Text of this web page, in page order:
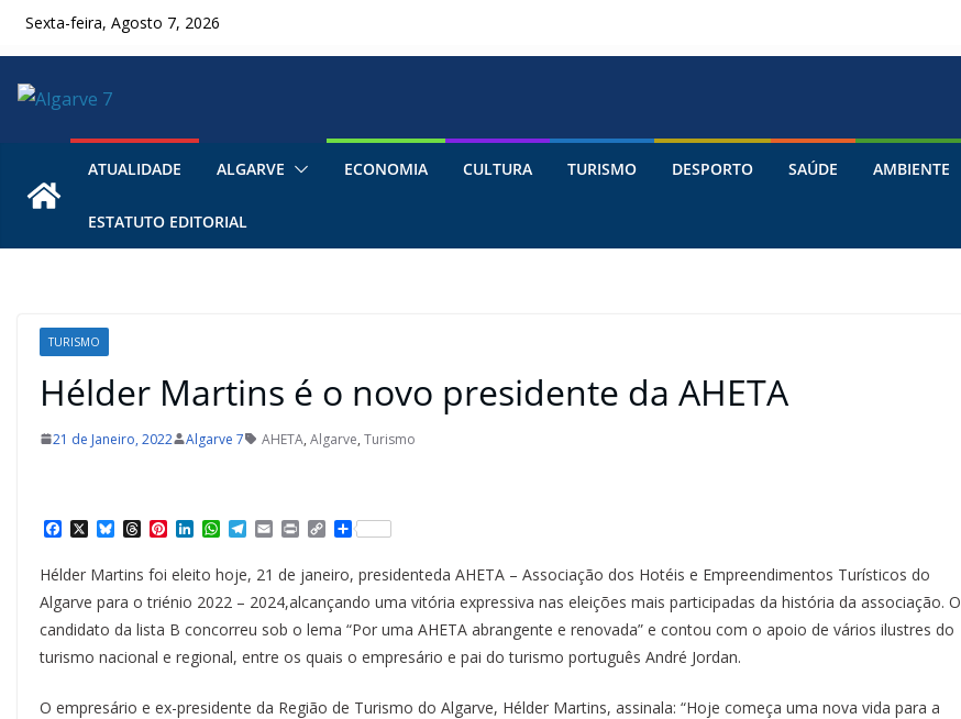
SkipSexta-feira, Agosto 7, 2026
ATUALIDADE ALGARVE ECONOMIA CULTURA TURISMO DESPORTO SAÚDE AMBIENTE
ESTATUTO EDITORIAL
TURISMO
Hélder Martins é o novo presidente da AHETA
21 de Janeiro, 2022 Algarve 7 AHETA, Algarve, Turismo
a
c
e
b
o
o
k
X B
u
e
s
k
y
T
h
e
a
d
s
P
t
e
r
e
s
t
L
n
k
e
d
I
n
W
h
t
s
A
p
p
T
e
e
g
r
a
m
E
m
l
P
i
n
t
C
o
p
y
L
i
n
k
S
h
r
e
Hélder Martins foi eleito hoje, 21 de janeiro, presidenteda AHETA – Associação dos Hotéis e Empreendimentos Turísticos do
Algarve para o triénio 2022 – 2024,alcançando uma vitória expressiva nas eleições mais participadas da história da associação. O
candidato da lista B concorreu sob o lema “Por uma AHETA abrangente e renovada” e contou com o apoio de vários ilustres do
turismo nacional e regional, entre os quais o empresário e pai do turismo português André Jordan.
O empresário e ex-presidente da Região de Turismo do Algarve, Hélder Martins, assinala: “Hoje começa uma nova vida para a